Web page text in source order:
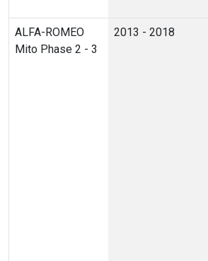
ALFA-ROMEO
Mito Phase 2 - 3
2013 - 2018